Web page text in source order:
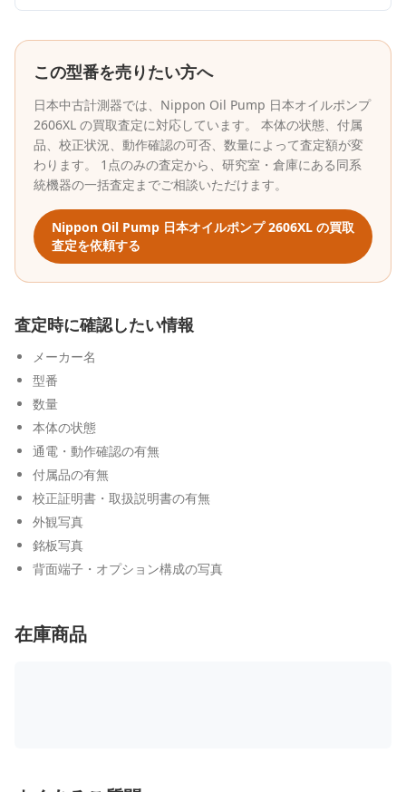
この型番を売りたい方へ
日本中古計測器では、 Nippon Oil Pump 日本オイルポンプ
2606XL の買取査定に対応しています。 本体の状態、付属
品、校正状況、動作確認の可否、数量によって査定額が変
わります。 1点のみの査定から、研究室・倉庫にある同系
統機器の一括査定までご相談いただけます。
Nippon Oil Pump 日本オイルポンプ 2606XL の買取
査定を依頼する
査定時に確認したい情報
メーカー名
型番
数量
本体の状態
通電・動作確認の有無
付属品の有無
校正証明書・取扱説明書の有無
外観写真
銘板写真
背面端子・オプション構成の写真
在庫商品